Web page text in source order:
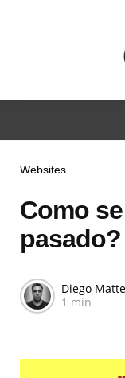
Websites
Como
pasado?
Diego
1 min